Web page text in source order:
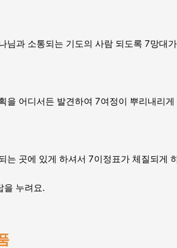
님과 소통되는 기도의 사람 되도록 7망대
을 어디서든 발견하여 7여정이 뿌리내리게
는 곳에 있게 하셔서 7이정표가 체질되게
을 누려요.